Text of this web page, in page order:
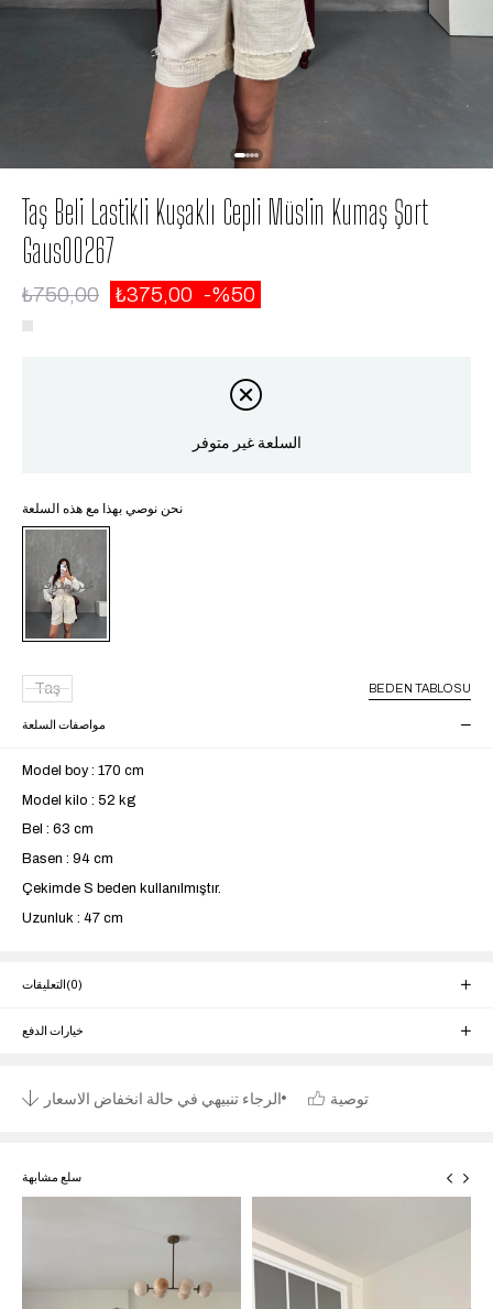
Taş Beli Lastikli Kuşaklı Cepli Müslin Kumaş Şort
Gaus00267
₺750,00 ₺375,00 50
السلعة غير متوفر
نحن نوصي بهذا مع هذه السلعة
غير متوفر
Taş BEDEN TABLOSU
مواصفات السلعة
Model boy : 170 cm
Model kilo : 52 kg
Bel : 63 cm
Basen : 94 cm
Çekimde S beden kullanılmıştır.
Uzunluk : 47 cm
التعليقات(0)
خيارات الدفع
الرجاء تنبيهي في حالة انخفاض الاسعار توصية
سلع مشابهة